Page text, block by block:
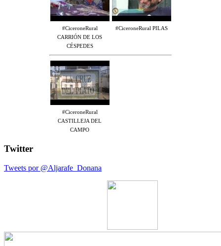
#CiceroneRural
CARRIÓN DE LOS
CÉSPEDES
#CiceroneRural PILAS
#CiceroneRural
CASTILLEJA DEL
CAMPO
Twitter
Tweets por @Aljarafe_Donana